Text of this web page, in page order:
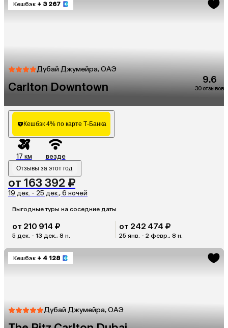
Кешбэк + 3 267
Дубай Джумейра, ОАЭ
Carlton Downtown
9.6
30 отзывов
Кешбэк 4% по карте Т-Банка
17 км везде
Отзывы за этот год
от 163 392 ₽
19 дек. - 25 дек., 6 ночей
Выгодные туры на соседние даты
от 210 914 ₽
5 дек. - 13 дек., 8 н.
от 242 474 ₽
25 янв. - 2 февр., 8 н.
Кешбэк + 4 128
Дубай Джумейра, ОАЭ